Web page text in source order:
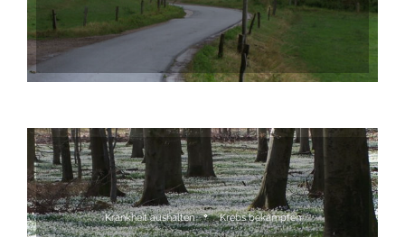
Krankheit aushalten Krebs bekämpfen